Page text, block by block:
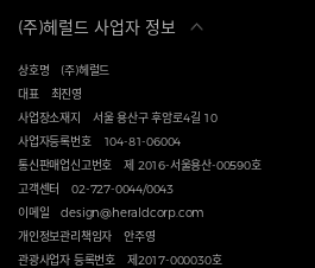
(주)헤럴드 사업자 정보
상호명
(주)헤럴드
대표
최진영
사업장소재지
서울 용산구 후암로4길 10
사업자등록번호
104-81-06004
통신판매업신고번호
제 2016-서울용산-00590호
고객센터
02-727-0044/0043
이메일
design@heraldcorp.com
개인정보관리책임자
안주영
관광사업자 등록번호
제2017-000030호